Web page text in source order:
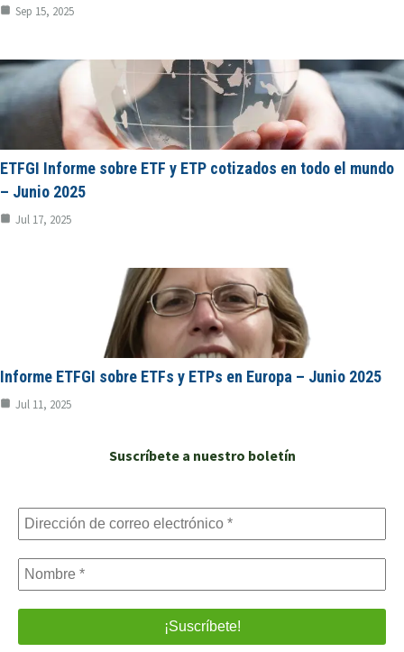
Sep 15, 2025
ETFGI Informe sobre ETF y ETP cotizados en todo el mundo
– Junio 2025
Jul 17, 2025
Informe ETFGI sobre ETFs y ETPs en Europa – Junio 2025
Jul 11, 2025
Suscríbete a nuestro boletín